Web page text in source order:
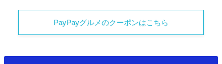
PayPayグルメのクーポンはこちら